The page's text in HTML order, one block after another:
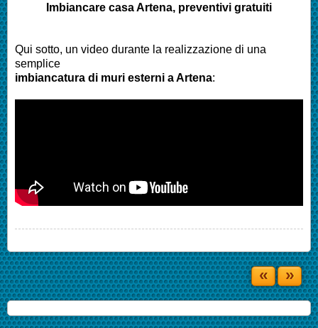
Imbiancare casaArtena, preventivi gratuiti
Qui sotto, un video durante la realizzazione di una
semplice
imbiancatura di muri esterni aArtena:
« »